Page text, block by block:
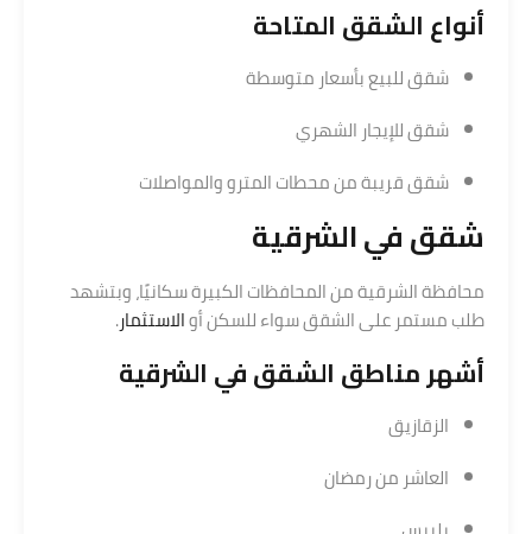
أنواع الشقق المتاحة
شقق للبيع بأسعار متوسطة
شقق للإيجار الشهري
شقق قريبة من محطات المترو والمواصلات
شقق في الشرقية
محافظة الشرقية من المحافظات الكبيرة سكانيًا، وبتشهد
طلب مستمر على الشقق سواء للسكن أوالاستثمار.
أشهر مناطق الشقق في الشرقية
الزقازيق
العاشر من رمضان